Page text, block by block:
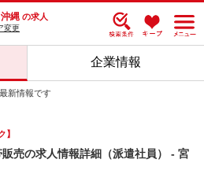
縄 の求人
変更
企業情報
新情報です
】
売の求人情報詳細（派遣社員） - 宮